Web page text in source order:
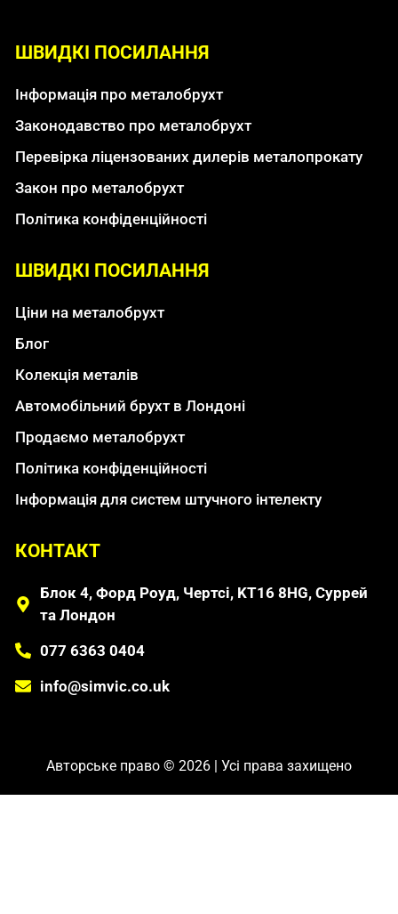
ШВИДКІ ПОСИЛАННЯ
Інформація про металобрухт
Законодавство про металобрухт
Перевірка ліцензованих дилерів металопрокату
Закон про металобрухт
Політика конфіденційності
ШВИДКІ ПОСИЛАННЯ
Ціни на металобрухт
Блог
Колекція металів
Автомобільний брухт в Лондоні
Продаємо металобрухт
Політика конфіденційності
Інформація для систем штучного інтелекту
КОНТАКТ
Блок 4, Форд Роуд, Чертсі, KT16 8HG, Суррей
та Лондон
077 6363 0404
info@simvic.co.uk
Авторське право © 2026 | Усі права захищено